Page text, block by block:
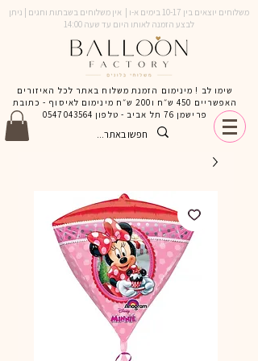
משלוחים יוצאים בין 10-17 בימים א-ו | אין משלוחים בשבתות וחגים | ניתן
לבצע הזמנה לאותו היום עד שעה 14:00
שימו לב ! מינימום הזמנת משלוח באתר לכל האיזורים
האפשריים 450 ש״ח ו200 ש״ח מינימום לאיסוף - כתובת
פרישמן 76 תל אביב - טלפון
0547043564